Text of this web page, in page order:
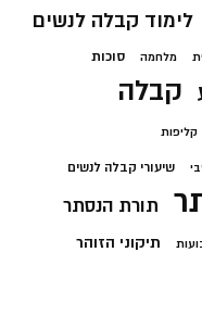
לימוד קבלה לנשים
מלחמה סוכות
קבלה
קליפות
שיעורי קבלה לנשים
תורת הנסתר
תיקוני הזוהר